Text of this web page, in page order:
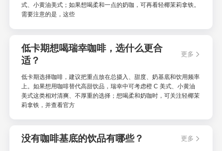
式、小黄油美式；如果想喝柔和一点的奶咖，可再看轻椰茉莉拿铁。
需要注意的是，这些
低卡期想喝瑞幸咖啡，选什么更合
适？
更多
低卡期选择咖啡，建议把重点放在总摄入、甜度、奶基底和饮用频率
上。如果想用咖啡替代高甜饮品，瑞幸中可考虑橙 C 美式、小黄油
美式这类相对清爽、不厚重的选择；想喝柔和奶咖时，可关注轻椰茉
莉拿铁，并查看官方
没有咖啡基底的饮品有哪些？ 更多